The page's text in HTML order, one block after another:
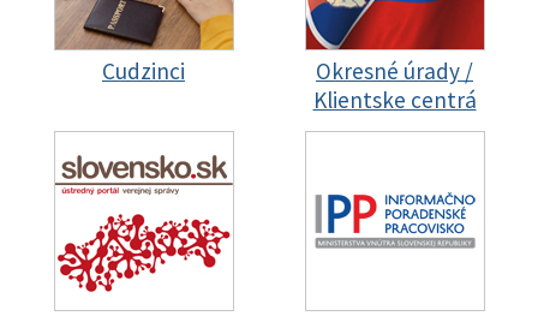
Cudzinci
Okresné úrady /
Klientske centrá